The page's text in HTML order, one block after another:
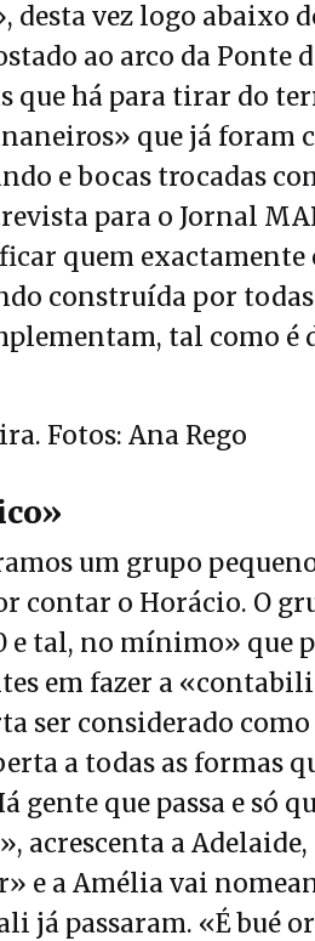
desta vez logo
ao arco da Ponte
que há para tirar do
que já foram
e bocas trocadas
para o Jornal
quem exactamente
construída por
tal como
um grupo
contar o Horácio. O
e tal, no mínimo» que
em fazer a
ser considerado
a todas as formas
gente que passa e só
acrescenta a
e a Amélia vai
já passaram. «É bué